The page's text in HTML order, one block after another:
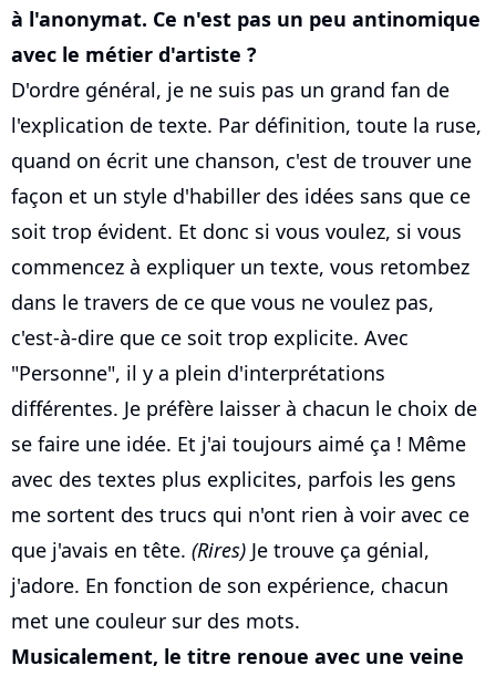
à l'anonymat. Ce n'est pas un peu antinomique
avec le métier d'artiste ?
D'ordre général, je ne suis pas un grand fan de
l'explication de texte. Par définition, toute la ruse,
quand on écrit une chanson, c'est de trouver une
façon et un style d'habiller des idées sans que ce
soit trop évident. Et donc si vous voulez, si vous
commencez à expliquer un texte, vous retombez
dans le travers de ce que vous ne voulez pas,
c'est-à-dire que ce soit trop explicite. Avec
"Personne", il y a plein d'interprétations
différentes. Je préfère laisser à chacun le choix de
se faire une idée. Et j'ai toujours aimé ça ! Même
avec des textes plus explicites, parfois les gens
me sortent des trucs qui n'ont rien à voir avec ce
que j'avais en tête. (Rires) Je trouve ça génial,
j'adore. En fonction de son expérience, chacun
met une couleur sur des mots.
Musicalement, le titre renoue avec une veine